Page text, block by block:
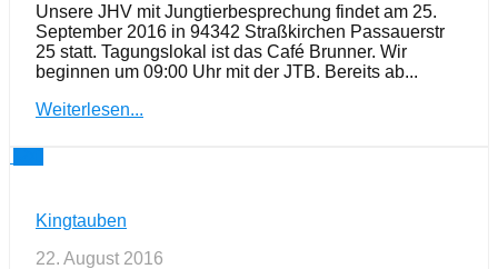
Unsere JHV mit Jungtierbesprechung findet am 25.
September 2016 in 94342 Straßkirchen Passauerstr
25 statt. Tagungslokal ist das Café Brunner. Wir
beginnen um 09:00 Uhr mit der JTB. Bereits ab...
Weiterlesen...
Kingtauben
22. August 2016